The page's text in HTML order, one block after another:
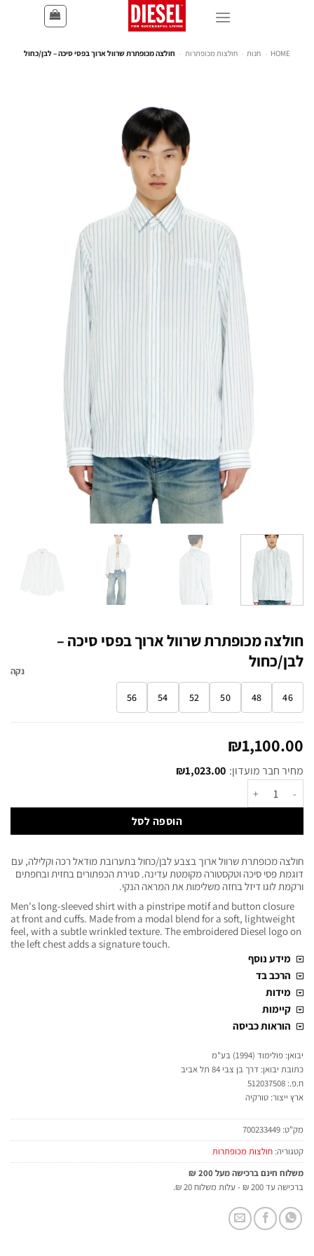
HOME
- חנות - חולצות מכופתרות - חולצה מכופתרת שרוול ארוך בפסי סיכה – לבן/כחול
חולצה מכופתרת שרוול ארוך בפסי סיכה –
לבן/כחול
46
48
50
52
54
56
נקה
₪1,100.00
מחיר חבר מועדון: ₪1,023.00
הוספה לסל
חולצה מכופתרת שרוול ארוך בצבע לבן/כחול בתערובת מודאל רכה וקלילה, עם
דוגמת פסי סיכה וטקסטורה מקומטת עדינה. סגירת הכפתורים בחזית ובחפתים
ורקמת לוגו דיזל בחזה משלימות את המראה הנקי.
Men's long-sleeved shirt with a pinstripe motif and button closure
at front and cuffs. Made from a modal blend for a soft, lightweight
feel, with a subtle wrinkled texture. The embroidered Diesel logo on
the left chest adds a signature touch.
מידע נוסף
הרכב בד
מידות
קיימות
הוראות כביסה
יבואן: פולימוד (1994) בע"מ
כתובת יבואן: דרך בן צבי 84 תל אביב
ח.פ.: 512037508
ארץ ייצור: טורקיה
מק"ט: 700233449
קטגוריה: חולצות מכופתרות
משלוח חינם ברכישה מעל 200 ₪
ברכישה עד 200 ₪ - עלות משלוח 20 ₪.